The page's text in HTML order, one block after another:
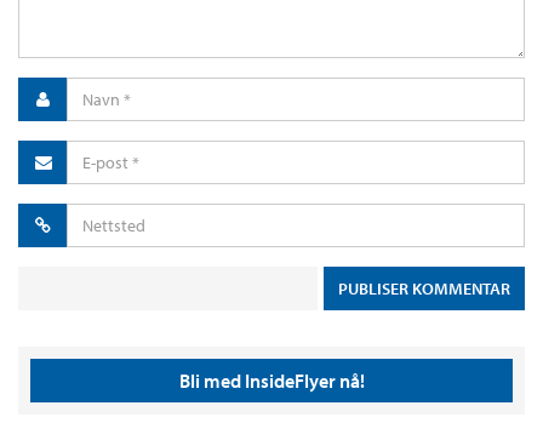
Bli med InsideFlyer nå!